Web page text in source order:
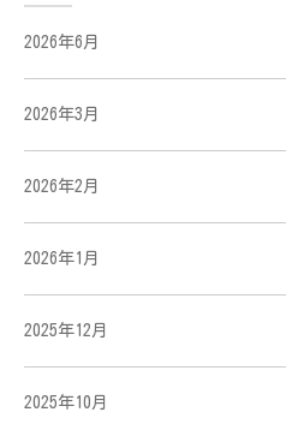
2026年6月
2026年3月
2026年2月
2026年1月
2025年12月
2025年10月